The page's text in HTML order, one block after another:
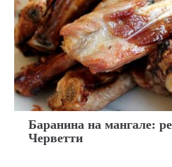
Баранина на мангале:
Черветти